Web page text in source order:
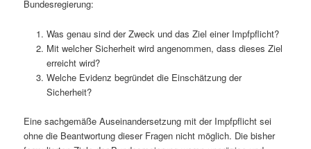
Bundesregierung:
Was genau sind der Zweck und das Ziel einer Impfpflicht?
Mit welcher Sicherheit wird angenommen, dass dieses Ziel
erreicht wird?
Welche Evidenz begründet die Einschätzung der
Sicherheit?
Eine sachgemäße Auseinandersetzung mit der Impfpflicht sei
ohne die Beantwortung dieser Fragen nicht möglich. Die bisher